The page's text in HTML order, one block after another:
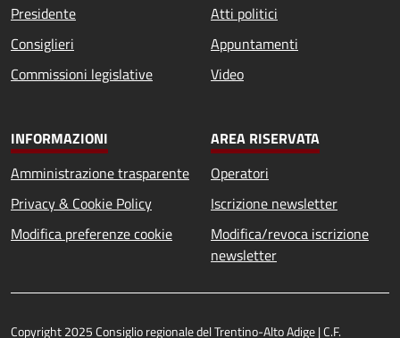
Presidente
Consiglieri
Commissioni legislative
Atti politici
Appuntamenti
Video
INFORMAZIONI
Amministrazione trasparente
Privacy & Cookie Policy
Modifica preferenze cookie
AREA RISERVATA
Operatori
Iscrizione newsletter
Modifica/revoca iscrizione
newsletter
Copyright 2025 Consiglio regionale del Trentino-Alto Adige | C.F.